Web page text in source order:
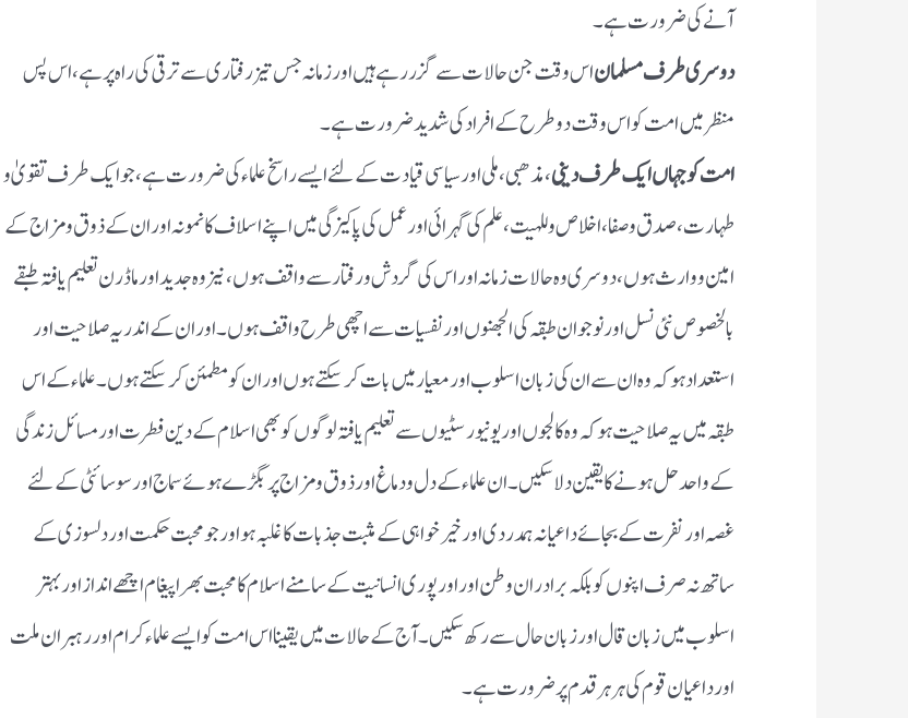
آنے کی ضرورت ہے ۔
دوسری طرف مسلماناس وقت جن حالات سے گزر رہے ہیں اور زمانہ جس تیز رفتاری سے ترقی کی راہ پر ہے، اس پس
منظر میں امت کو اس وقت دو طرح کے افراد کی شدید ضرورت ہے ۔
امت کو جہاں ایک طرف دینی، مذھبی، ملی اور سیاسی قیادت کے لئے ایسے راسخ علماء کی ضرورت ہے ، جو ایک طرف تقویٰ و
طہارت، صدق و صفا، اخلاص و للہیت ،علم کی گہرائی اور عمل کی پاکیزگی میں اپنے اسلاف کا نمونہ اور ان کے ذوق و مزاج کے
امین و وارث ہوں، دوسری وہ حالات زمانہ اور اس کی گردش و رفتار سے واقف ہوں ،نیز وہ جدید اور ماڈرن تعلیم یافتہ طبقے
بالخصوص نئی نسل اور نوجوان طبقہ کی الجھنوں اور نفسیات سے اچھی طرح واقف ہوں ۔ اور ان کے اندر یہ صلاحیت اور
استعداد ہو کہ وہ ان سے ان کی زبان اسلوب اور معیار میں بات کرسکتے ہوں اور ان کو مطمئن کرسکتے ہوں ۔ علماء کے اس
طبقہ میں یہ صلاحیت ہو کہ وہ کالجوں اور یونیورسٹیوں سے تعلیم یافتہ لوگوں کو بھی اسلام کے دین فطرت اور مسائل زندگی
کے واحد حل ہونے کا یقین دلا سکیں ۔ ان علماء کے دل و دماغ اور ذوق و مزاج پر بگڑے ہوئے سماج اور سوسائٹی کے لئے
غصہ اور نفرت کے بجائے داعیانہ ہمدردی اور خیر خواہی کے مثبت جذبات کا غلبہ ہو اور جو محبت حکمت اور دلسوزی کے
ساتھ نہ صرف اپنوں کو بلکہ برادران وطن اور اور پوری انسانیت کے سامنے اسلام کا محبت بھرا پیغام اچھے انداز اور بہتر
اسلوب میں زبان قال اور زبان حال سے رکھ سکیں ۔ آج کےحالات میں یقینا اس امت کو ایسے علماء کرام اور رہبران ملت
اور داعیان قوم کی ہر ہر قدم پر ضرورت ہے ۔